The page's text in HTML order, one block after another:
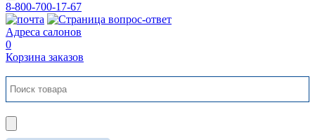
8-800-700-17-67
Адреса салонов
0
Корзина заказов